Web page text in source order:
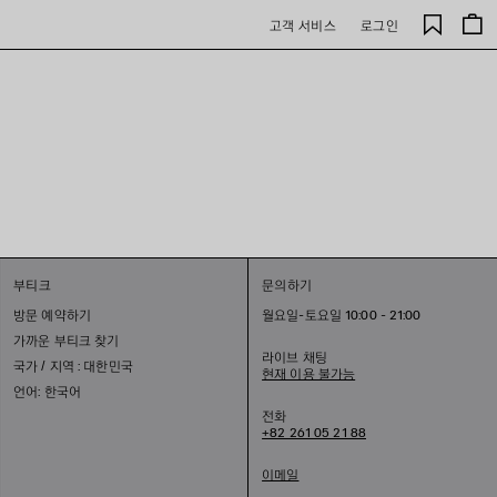
고객 서비스 로그인
부티크
방문 예약하기
가까운 부티크 찾기
국가 / 지역 : 대한민국
언어: 한국어
문의하기
월요일-토요일 10:00 - 21:00
라이브 채팅
현재 이용 불가능
전화
+82 261 05 21 88
이메일